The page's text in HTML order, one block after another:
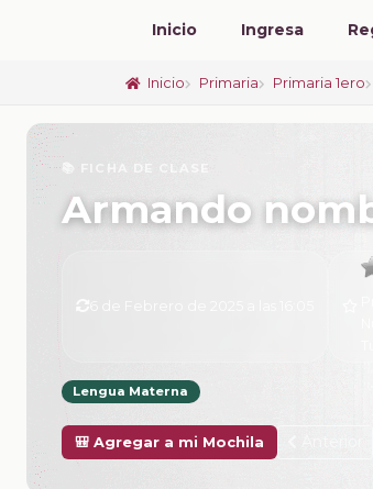
Inicio Ingresa
Inicio Primaria Primaria 1ero
📚 FICHA DE CLASE
Armando
Lengua Materna
🎒 Agregar a mi Mochila